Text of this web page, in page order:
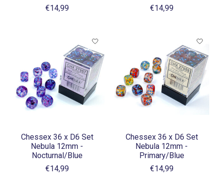
€14,99
€14,99
Chessex 36 x D6 Set
Nebula 12mm -
Nocturnal/Blue
€14,99
Chessex 36 x D6 Set
Nebula 12mm -
Primary/Blue
€14,99